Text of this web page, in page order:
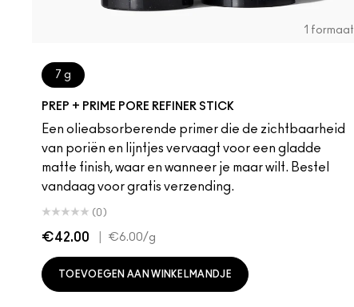
1 formaat
7 g
PREP + PRIME PORE REFINER STICK
Een olieabsorberende primer die de zichtbaarheid
van poriën en lijntjes vervaagt voor een gladde
matte finish, waar en wanneer je maar wilt. Bestel
vandaag voor gratis verzending.
(0)
€42.00 €6.00/g
TOEVOEGEN AAN WINKELMANDJE